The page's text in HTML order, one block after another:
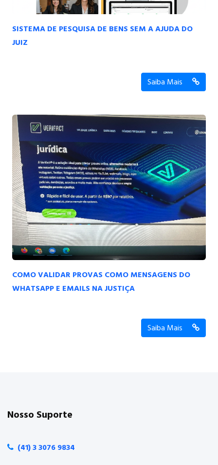
SISTEMA DE PESQUISA DE BENS SEM A AJUDA DO
JUIZ
Saiba Mais
COMO VALIDAR PROVAS COMO MENSAGENS DO
WHATSAPP E EMAILS NA JUSTIÇA
Saiba Mais
Nosso Suporte
(41) 3 3076 9834